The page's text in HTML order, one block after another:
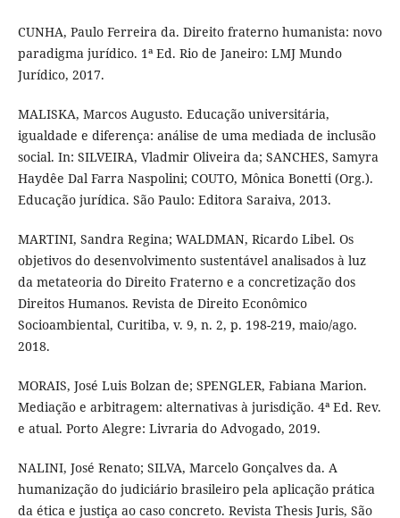
CUNHA, Paulo Ferreira da. Direito fraterno humanista: novo
paradigma jurídico. 1ª Ed. Rio de Janeiro: LMJ Mundo
Jurídico, 2017.
MALISKA, Marcos Augusto. Educação universitária,
igualdade e diferença: análise de uma mediada de inclusão
social. In: SILVEIRA, Vladmir Oliveira da; SANCHES, Samyra
Haydêe Dal Farra Naspolini; COUTO, Mônica Bonetti (Org.).
Educação jurídica. São Paulo: Editora Saraiva, 2013.
MARTINI, Sandra Regina; WALDMAN, Ricardo Libel. Os
objetivos do desenvolvimento sustentável analisados à luz
da metateoria do Direito Fraterno e a concretização dos
Direitos Humanos. Revista de Direito Econômico
Socioambiental, Curitiba, v. 9, n. 2, p. 198-219, maio/ago.
2018.
MORAIS, José Luis Bolzan de; SPENGLER, Fabiana Marion.
Mediação e arbitragem: alternativas à jurisdição. 4ª Ed. Rev.
e atual. Porto Alegre: Livraria do Advogado, 2019.
NALINI, José Renato; SILVA, Marcelo Gonçalves da. A
humanização do judiciário brasileiro pela aplicação prática
da ética e justiça ao caso concreto. Revista Thesis Juris, São